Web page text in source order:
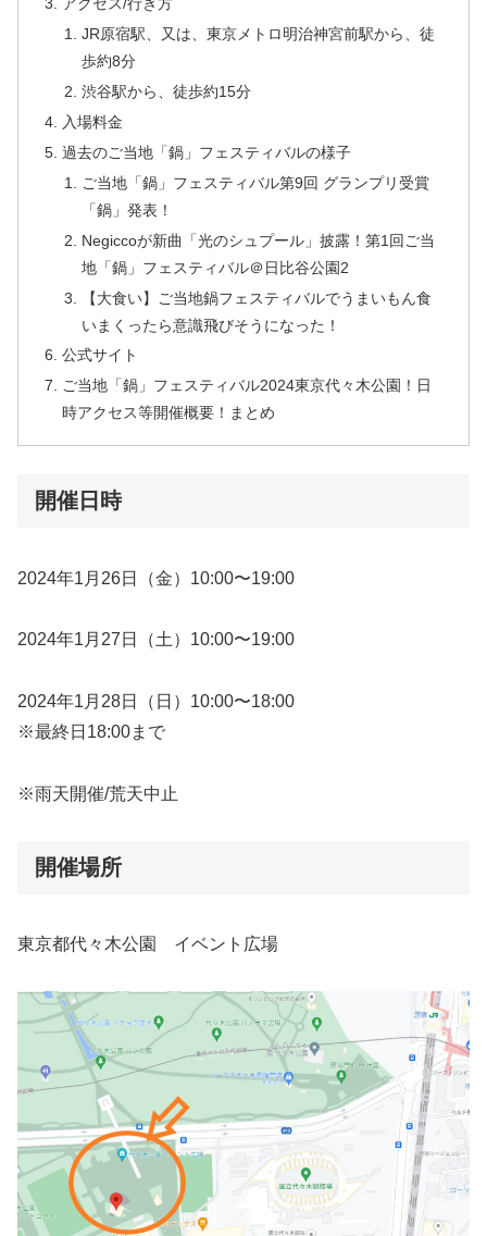
アクセス/行き方
JR原宿駅、又は、東京メトロ明治神宮前駅から、徒
歩約8分
渋谷駅から、徒歩約15分
入場料金
過去のご当地「鍋」フェスティバルの様子
ご当地「鍋」フェスティバル第9回 グランプリ受賞
「鍋」発表！
Negiccoが新曲「光のシュプール」披露！第1回ご当
地「鍋」フェスティバル＠日比谷公園2
【大食い】ご当地鍋フェスティバルでうまいもん食
いまくったら意識飛びそうになった！
公式サイト
ご当地「鍋」フェスティバル2024東京代々木公園！日
時アクセス等開催概要！まとめ
開催日時
2024年1月26日（金）10:00〜19:00
2024年1月27日（土）10:00〜19:00
2024年1月28日（日）10:00〜18:00
※最終日18:00まで
※雨天開催/荒天中止
開催場所
東京都代々木公園 イベント広場